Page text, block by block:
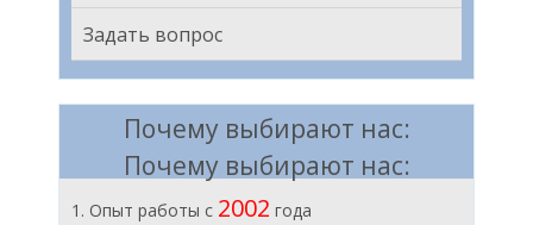
Задать вопрос
Почему выбирают нас:
Почему выбирают нас:
1. Опыт работы с 2002 года